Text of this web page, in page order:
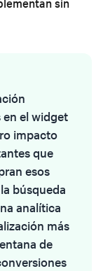
el widget
impacto
que
esos
búsqueda
analítica
más
de